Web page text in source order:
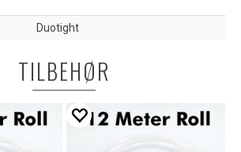
Duotight
TILBEHØR